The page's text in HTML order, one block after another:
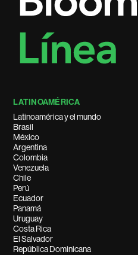
LATINOAMÉRICA
Latinoamérica y el mundo
Brasil
México
Argentina
Colombia
Venezuela
Chile
Perú
Ecuador
Panamá
Uruguay
Costa Rica
El Salvador
República Dominicana